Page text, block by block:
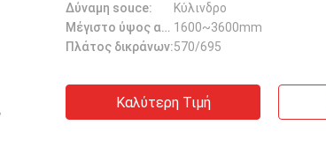
Δύναμη souce:
Κύλινδρο
Μέγιστο ύψος ανύψωσης: 1600~3600mm
Πλάτος δικράνων:570/695
Καλύτερη Τιμή